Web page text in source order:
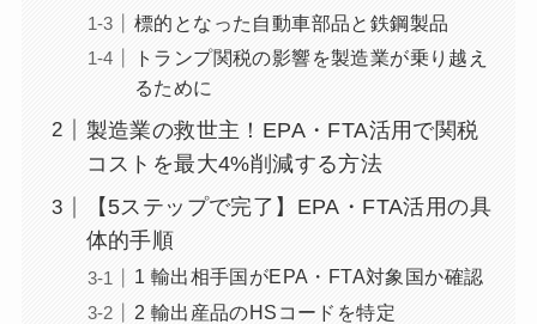
標的となった自動車部品と鉄鋼製品
トランプ関税の影響を製造業が乗り越え
るために
製造業の救世主！EPA・FTA活用で関税
コストを最大4%削減する方法
【5ステップで完了】EPA・FTA活用の具
体的手順
1 輸出相手国がEPA・FTA対象国か確認
2 輸出産品のHSコードを特定